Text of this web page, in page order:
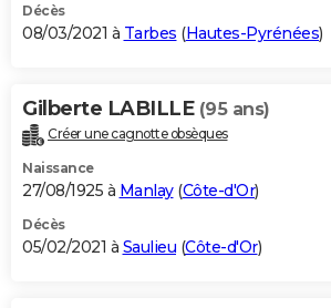
Décès
08/03/2021 à Tarbes (Hautes-Pyrénées)
Gilberte LABILLE (95 ans)
Créer une cagnotte obsèques
Naissance
27/08/1925 à Manlay(Côte-d'Or)
Décès
05/02/2021 à Saulieu (Côte-d'Or)